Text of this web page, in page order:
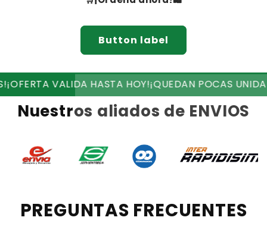
Button label
VALIDA HASTA HOY!¡QUEDAN POCAS UNIDADES!
Nuestros aliados de ENVIOS
PREGUNTAS FRECUENTES